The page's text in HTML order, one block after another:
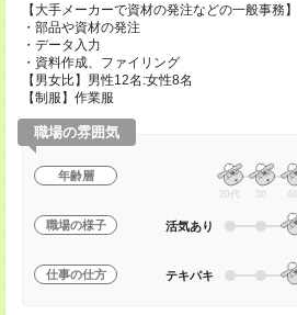
【大手メーカーで資材の発注などの一般事務】
・部品や資材の発注
・データ入力
・資料作成、ファイリング
【男女比】男性12名:女性8名
【制服】作業服
職場の雰囲気
年齢層
20代 30 40
職場の様子 活気あり
仕事の仕方 テキパキ